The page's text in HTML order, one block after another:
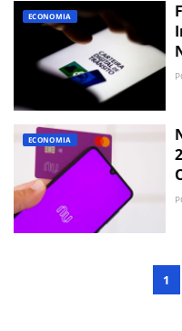
ECONOMIA
ECONOMIA
1